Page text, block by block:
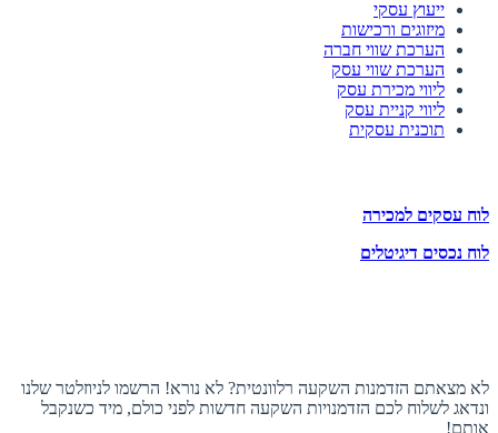
ייעוץ עסקי
מיזוגים ורכישות
הערכת שווי חברה
הערכת שווי עסק
ליווי מכירת עסק
ליווי קניית עסק
תוכנית עסקית
לוח עסקים למכירה
לוח נכסים דיגיטלים
לא מצאתם הזדמנות השקעה רלוונטית? לא נורא! הרשמו לניוזלטר שלנו
ונדאג לשלוח לכם הזדמנויות השקעה חדשות לפני כולם, מיד כשנקבל
אותם!